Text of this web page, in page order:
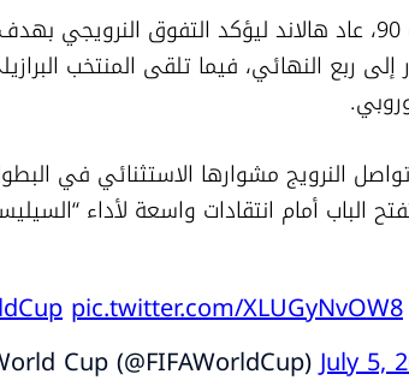
الباب أمام انتقادات واسعة لأداء
pic.twitter.com/XLUGyNvOW8
July 5,